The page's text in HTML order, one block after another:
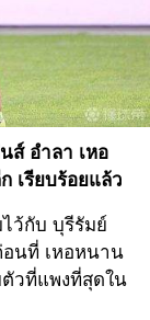
อำลา เหอ
เรียบร้อยแล้ว
ว้กับ บุรีรัมย์
อนที่ เหอหนาน
วที่แพงที่สุดใน